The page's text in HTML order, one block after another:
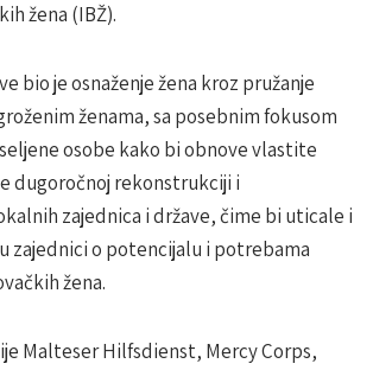
žena (IBŽ).
bio je osnaženje žena kroz pružanje
ženama, sa posebnim fokusom
osobe kako bi obnove vlastite
dugoročnoj rekonstrukciji i
zajednica i države, čime bi uticale i
zajednici o potencijalu i potrebama
žena.
Malteser Hilfsdienst, Mercy Corps,